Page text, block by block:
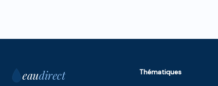
eaudirect Thématiques